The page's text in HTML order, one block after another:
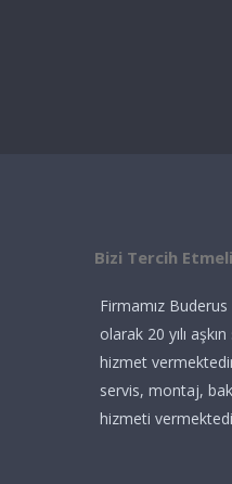
Bizi Tercih
Firmamız
olarak 20 yılı
hizmet
servis, montaj,
hizmeti